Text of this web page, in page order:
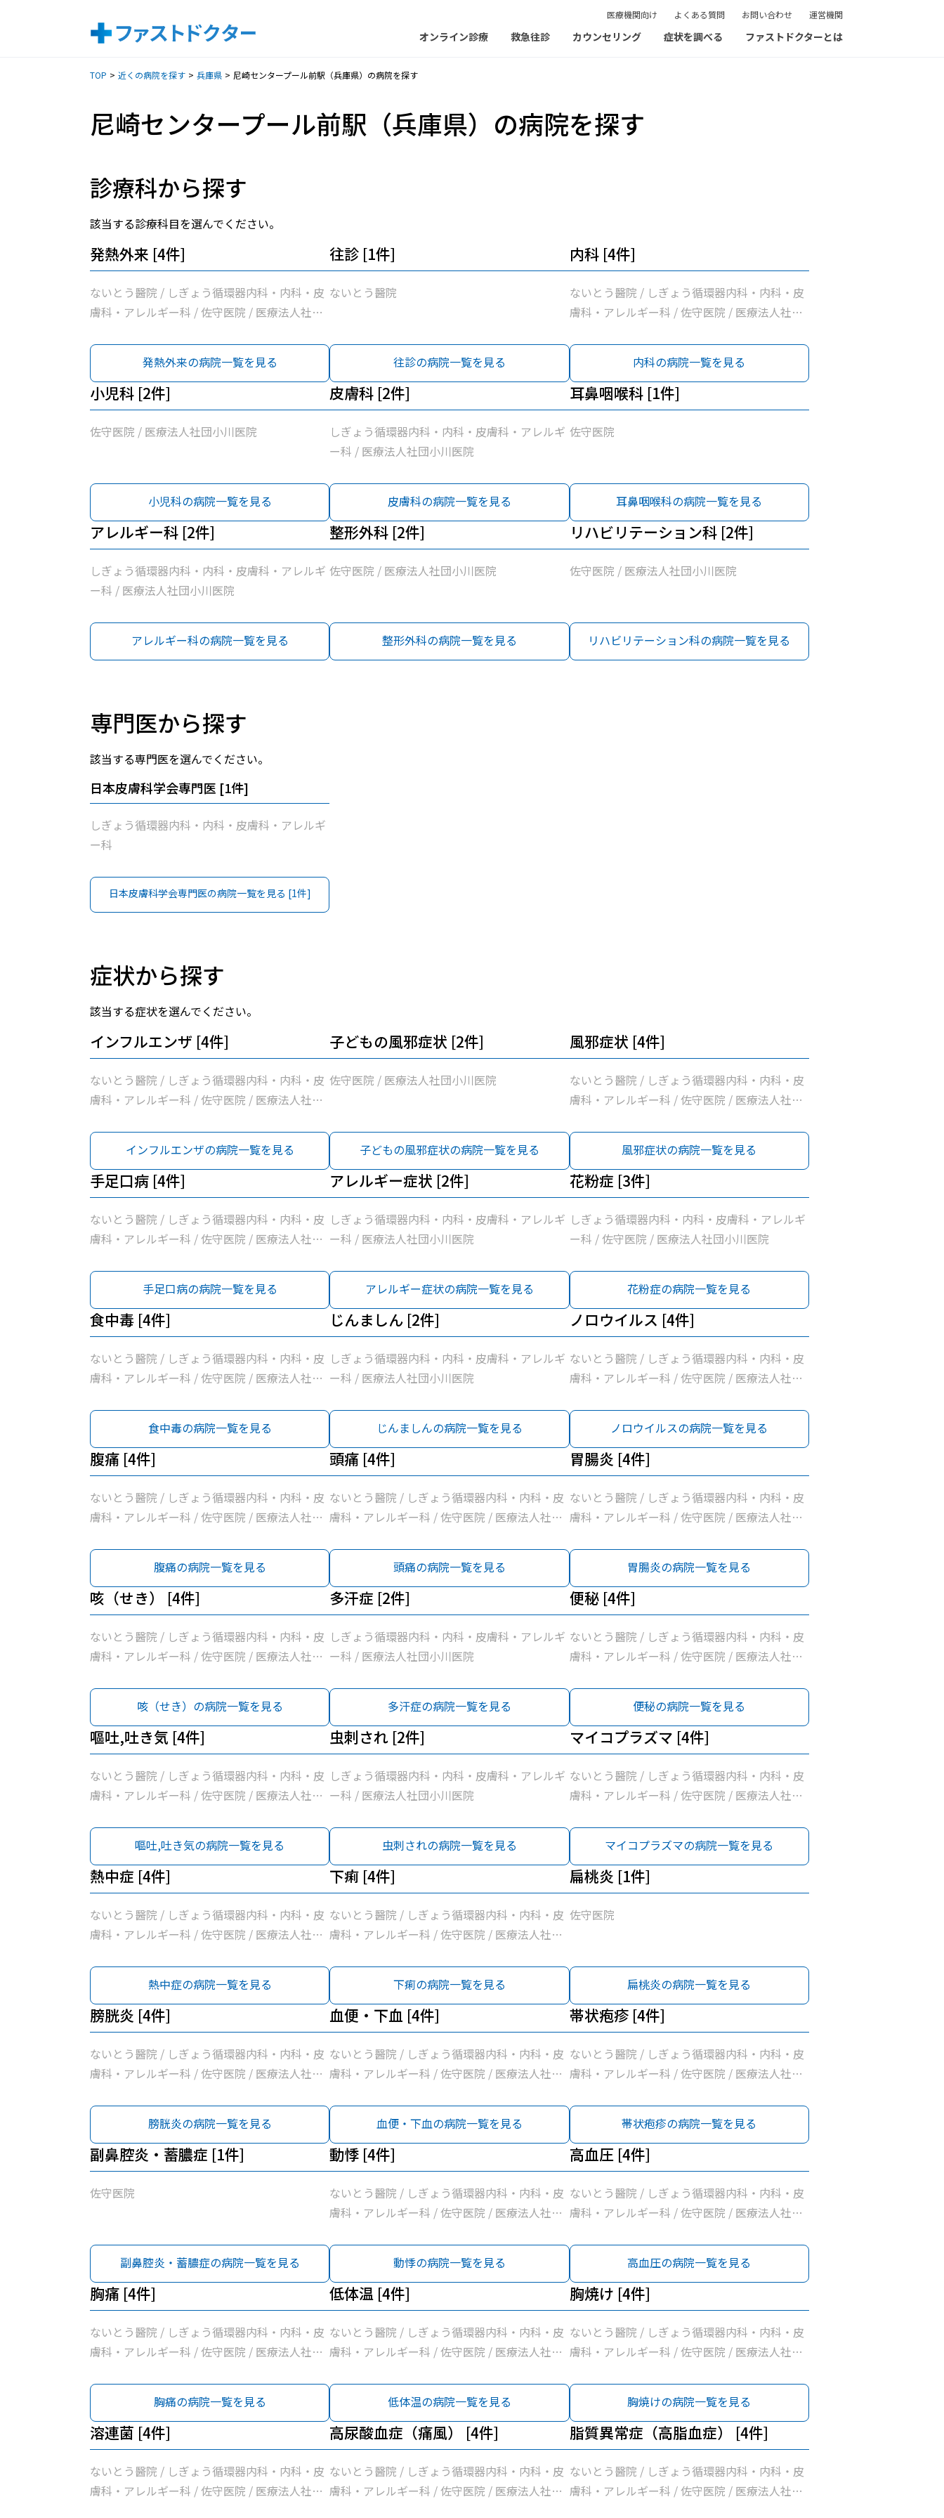
医療機関向け よくある質問 お問い合わせ 運営機関
オンライン診療 救急往診 カウンセリング 症状を調べる ファストドクターとは
TOP 近くの病院を探す 兵庫県 尼崎センタープール前駅（兵庫県）の病院を探す
尼崎センタープール前駅（兵庫県）の病院を探す
診療科から探す
該当する診療科目を選んでください。
発熱外来 [4件]
ないとう醫院 / しぎょう循環器内科・内科・皮
膚科・アレルギー科 / 佐守医院 / 医療法人社団
発熱外来の病院一覧を見る
往診 [1件]
ないとう醫院
往診の病院一覧を見る
内科 [4件]
ないとう醫院 / しぎょう循環器内科・内科・皮
膚科・アレルギー科 / 佐守医院 / 医療法人社団
内科の病院一覧を見る
小児科 [2件]
佐守医院 / 医療法人社団小川医院
小児科の病院一覧を見る
皮膚科 [2件]
しぎょう循環器内科・内科・皮膚科・アレルギ
ー科 / 医療法人社団小川医院
皮膚科の病院一覧を見る
耳鼻咽喉科 [1件]
佐守医院
耳鼻咽喉科の病院一覧を見る
アレルギー科 [2件]
しぎょう循環器内科・内科・皮膚科・アレルギ
ー科 / 医療法人社団小川医院
アレルギー科の病院一覧を見る
整形外科 [2件]
佐守医院 / 医療法人社団小川医院
整形外科の病院一覧を見る
リハビリテーション科 [2件]
佐守医院 / 医療法人社団小川医院
リハビリテーション科の病院一覧を見る
専門医から探す
該当する専門医を選んでください。
日本皮膚科学会専門医 [1件]
しぎょう循環器内科・内科・皮膚科・アレルギ
ー科
日本皮膚科学会専門医の病院一覧を見る [1件]
症状から探す
該当する症状を選んでください。
インフルエンザ [4件]
ないとう醫院 / しぎょう循環器内科・内科・皮
膚科・アレルギー科 / 佐守医院 / 医療法人社団
インフルエンザの病院一覧を見る
子どもの風邪症状 [2件]
佐守医院 / 医療法人社団小川医院
子どもの風邪症状の病院一覧を見る
風邪症状 [4件]
ないとう醫院 / しぎょう循環器内科・内科・皮
膚科・アレルギー科 / 佐守医院 / 医療法人社団
風邪症状の病院一覧を見る
手足口病 [4件]
ないとう醫院 / しぎょう循環器内科・内科・皮
膚科・アレルギー科 / 佐守医院 / 医療法人社団
手足口病の病院一覧を見る
アレルギー症状 [2件]
しぎょう循環器内科・内科・皮膚科・アレルギ
ー科 / 医療法人社団小川医院
アレルギー症状の病院一覧を見る
花粉症 [3件]
しぎょう循環器内科・内科・皮膚科・アレルギ
ー科 / 佐守医院 / 医療法人社団小川医院
花粉症の病院一覧を見る
食中毒 [4件]
ないとう醫院 / しぎょう循環器内科・内科・皮
膚科・アレルギー科 / 佐守医院 / 医療法人社団
食中毒の病院一覧を見る
じんましん [2件]
しぎょう循環器内科・内科・皮膚科・アレルギ
ー科 / 医療法人社団小川医院
じんましんの病院一覧を見る
ノロウイルス [4件]
ないとう醫院 / しぎょう循環器内科・内科・皮
膚科・アレルギー科 / 佐守医院 / 医療法人社団
ノロウイルスの病院一覧を見る
腹痛 [4件]
ないとう醫院 / しぎょう循環器内科・内科・皮
膚科・アレルギー科 / 佐守医院 / 医療法人社団
腹痛の病院一覧を見る
頭痛 [4件]
ないとう醫院 / しぎょう循環器内科・内科・皮
膚科・アレルギー科 / 佐守医院 / 医療法人社団
頭痛の病院一覧を見る
胃腸炎 [4件]
ないとう醫院 / しぎょう循環器内科・内科・皮
膚科・アレルギー科 / 佐守医院 / 医療法人社団
胃腸炎の病院一覧を見る
咳（せき） [4件]
ないとう醫院 / しぎょう循環器内科・内科・皮
膚科・アレルギー科 / 佐守医院 / 医療法人社団
咳（せき）の病院一覧を見る
多汗症 [2件]
しぎょう循環器内科・内科・皮膚科・アレルギ
ー科 / 医療法人社団小川医院
多汗症の病院一覧を見る
便秘 [4件]
ないとう醫院 / しぎょう循環器内科・内科・皮
膚科・アレルギー科 / 佐守医院 / 医療法人社団
便秘の病院一覧を見る
嘔吐,吐き気 [4件]
ないとう醫院 / しぎょう循環器内科・内科・皮
膚科・アレルギー科 / 佐守医院 / 医療法人社団
嘔吐,吐き気の病院一覧を見る
虫刺され [2件]
しぎょう循環器内科・内科・皮膚科・アレルギ
ー科 / 医療法人社団小川医院
虫刺されの病院一覧を見る
マイコプラズマ [4件]
ないとう醫院 / しぎょう循環器内科・内科・皮
膚科・アレルギー科 / 佐守医院 / 医療法人社団
マイコプラズマの病院一覧を見る
熱中症 [4件]
ないとう醫院 / しぎょう循環器内科・内科・皮
膚科・アレルギー科 / 佐守医院 / 医療法人社団
熱中症の病院一覧を見る
下痢 [4件]
ないとう醫院 / しぎょう循環器内科・内科・皮
膚科・アレルギー科 / 佐守医院 / 医療法人社団
下痢の病院一覧を見る
扁桃炎 [1件]
佐守医院
扁桃炎の病院一覧を見る
膀胱炎 [4件]
ないとう醫院 / しぎょう循環器内科・内科・皮
膚科・アレルギー科 / 佐守医院 / 医療法人社団
膀胱炎の病院一覧を見る
血便・下血 [4件]
ないとう醫院 / しぎょう循環器内科・内科・皮
膚科・アレルギー科 / 佐守医院 / 医療法人社団
血便・下血の病院一覧を見る
帯状疱疹 [4件]
ないとう醫院 / しぎょう循環器内科・内科・皮
膚科・アレルギー科 / 佐守医院 / 医療法人社団
帯状疱疹の病院一覧を見る
副鼻腔炎・蓄膿症 [1件]
佐守医院
副鼻腔炎・蓄膿症の病院一覧を見る
動悸 [4件]
ないとう醫院 / しぎょう循環器内科・内科・皮
膚科・アレルギー科 / 佐守医院 / 医療法人社団
動悸の病院一覧を見る
高血圧 [4件]
ないとう醫院 / しぎょう循環器内科・内科・皮
膚科・アレルギー科 / 佐守医院 / 医療法人社団
高血圧の病院一覧を見る
胸痛 [4件]
ないとう醫院 / しぎょう循環器内科・内科・皮
膚科・アレルギー科 / 佐守医院 / 医療法人社団
胸痛の病院一覧を見る
低体温 [4件]
ないとう醫院 / しぎょう循環器内科・内科・皮
膚科・アレルギー科 / 佐守医院 / 医療法人社団
低体温の病院一覧を見る
胸焼け [4件]
ないとう醫院 / しぎょう循環器内科・内科・皮
膚科・アレルギー科 / 佐守医院 / 医療法人社団
胸焼けの病院一覧を見る
溶連菌 [4件]
ないとう醫院 / しぎょう循環器内科・内科・皮
膚科・アレルギー科 / 佐守医院 / 医療法人社団
高尿酸血症（痛風） [4件]
ないとう醫院 / しぎょう循環器内科・内科・皮
膚科・アレルギー科 / 佐守医院 / 医療法人社団
脂質異常症（高脂血症） [4件]
ないとう醫院 / しぎょう循環器内科・内科・皮
膚科・アレルギー科 / 佐守医院 / 医療法人社団